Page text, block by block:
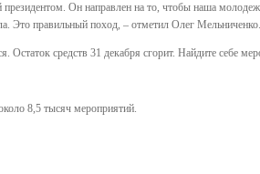
Он направлен на то, чтобы наша
Это правильный поход, – отметил Олег Мельниченко.
Остаток средств 31 декабря сгорит. Найдите себе
8,5 тысяч мероприятий.